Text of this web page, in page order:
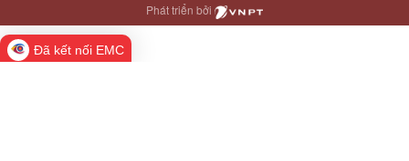
Phát triển bởi
Đã kết nối EMC